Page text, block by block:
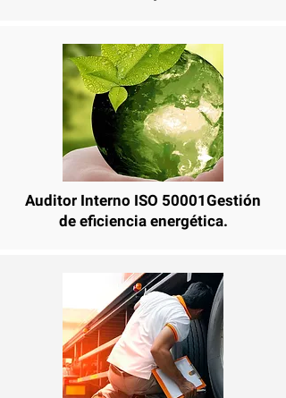
Auditor Interno ISO 50001Gestión
de eficiencia energética.